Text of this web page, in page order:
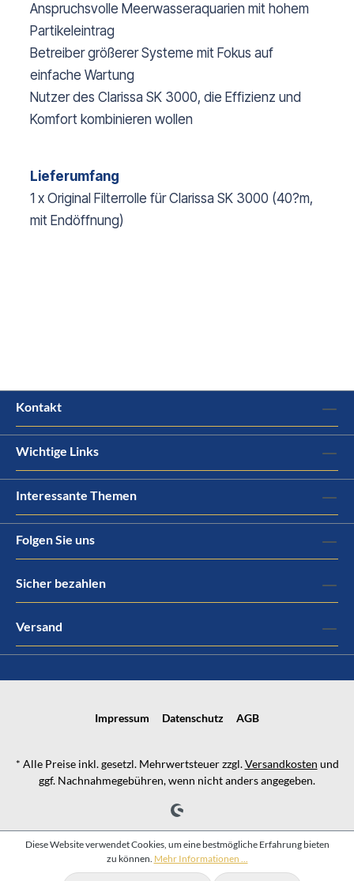
Anspruchsvolle Meerwasseraquarien mit hohem
Partikeleintrag
Betreiber größerer Systeme mit Fokus auf
einfache Wartung
Nutzer des Clarissa SK 3000, die Effizienz und
Komfort kombinieren wollen
Lieferumfang
1 x Original Filterrolle für Clarissa SK 3000 (40?m,
mit Endöffnung)
Kontakt
Wichtige Links
Interessante Themen
Folgen Sie uns
Sicher bezahlen
Versand
Impressum Datenschutz AGB
* Alle Preise inkl. gesetzl. Mehrwertsteuer zzgl.Versandkosten und
ggf. Nachnahmegebühren, wenn nicht anders angegeben.
Diese Website verwendet Cookies, um eine bestmögliche Erfahrung bieten
zu können. Mehr Informationen ...